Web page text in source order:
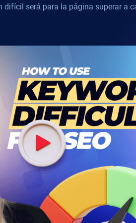
será para la página superar a